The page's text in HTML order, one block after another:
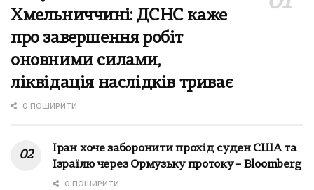
Хмельниччині: ДСНС каже
про завершення робіт
оновними силами,
ліквідація наслідків триває
0 ПОШИРИТИ
Іран хоче заборонити прохід суден США та
Ізраїлю через Ормузьку протоку – Bloomberg
0 ПОШИРИТИ